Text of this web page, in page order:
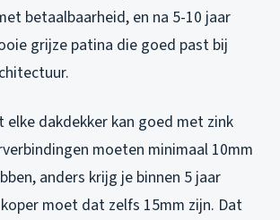
betaalbaarheid, en na 5-10 jaar
grijze patina die goed past bij
elke dakdekker kan goed met zink
moeten minimaal 10mm
anders krijg je binnen 5 jaar
moet dat zelfs 15mm zijn. Dat